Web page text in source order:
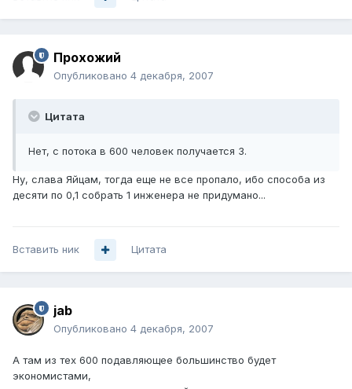
Прохожий
Опубликовано 4 декабря, 2007
Цитата
Нет, с потока в 600 человек получается 3.
Ну, слава Яйцам, тогда еще не все пропало, ибо способа из
десяти по 0,1 собрать 1 инженера не придумано...
Вставить ник Цитата
jab
Опубликовано 4 декабря, 2007
А там из тех 600 подавляющее большинство будет
экономистами,